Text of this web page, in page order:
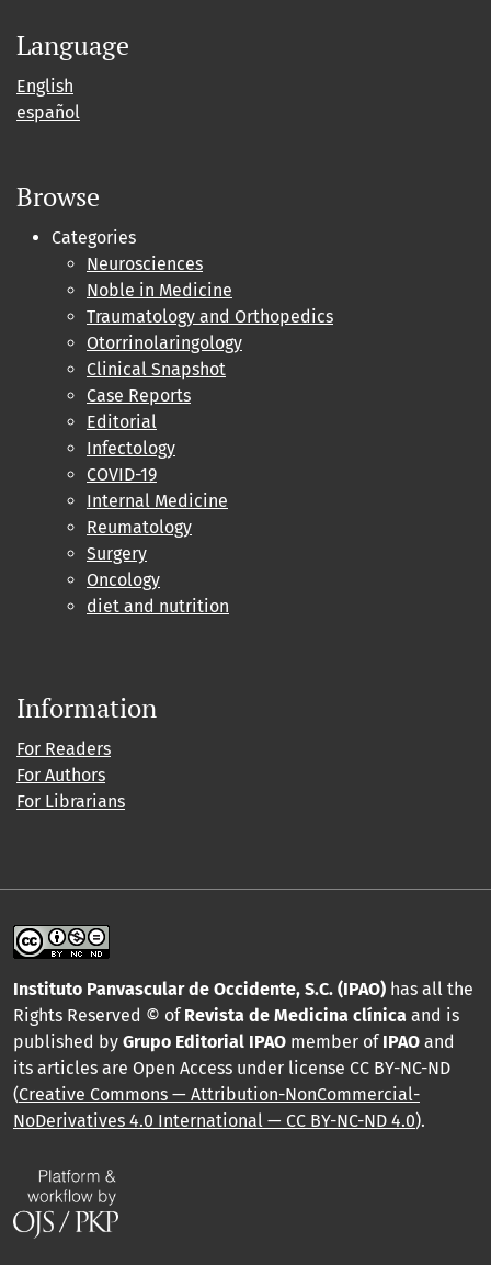
Language
English
español
Browse
Categories
Neurosciences
Noble in Medicine
Traumatology and Orthopedics
Otorrinolaringology
Clinical Snapshot
Case Reports
Editorial
Infectology
COVID-19
Internal Medicine
Reumatology
Surgery
Oncology
diet and nutrition
Information
For Readers
For Authors
For Librarians
Instituto Panvascular de Occidente, S.C. (IPAO) has all the
Rights Reserved © of Revista de Medicina clínica and is
published by Grupo Editorial IPAO member of IPAO and
its articles are Open Access under license CC BY-NC-ND
(Creative Commons — Attribution-NonCommercial-
NoDerivatives 4.0 International — CC BY-NC-ND 4.0).